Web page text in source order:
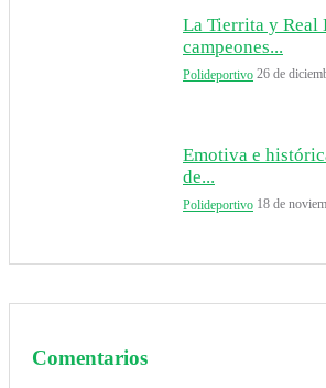
La Tierrita y Real
campeones...
Polideportivo 26 de
Emotiva e
de...
Polideportivo 18 de
Comentarios